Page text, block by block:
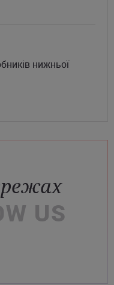
нижньої
US